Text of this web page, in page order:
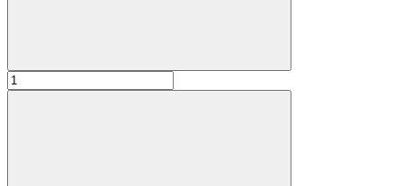
Количество
товара